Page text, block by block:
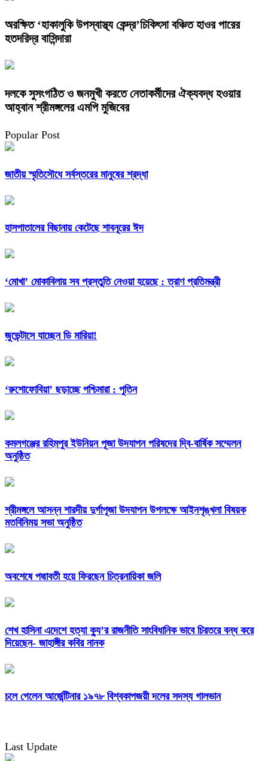
অরক্ষিত ‘হাকালুকি উপস্বাস্থ্য কেন্দ্র’চিকিৎসা বঞ্চিত হাওর পারের
হতদরিদ্র বাসিন্দারা
দলকে সুসংগঠিত ও জনমুখী করতে নেতাকর্মীদের ঐক্যবদ্ধ হওয়ার
আহ্বান শ্রীমঙ্গলের এমপি মুজিবের
Popular Post
জাতীয় স্মৃতিসৌধে সর্বস্তরের মানুষের শ্রদ্ধা
হাসপাতালের বিছানায় কেটেছে শাবনূরের ঈদ
‘মোখা’ মোকাবিলায় সব প্রস্তুতি নেওয়া হয়েছে : ত্রাণ প্রতিমন্ত্রী
জুভেন্টাসে যাচ্ছেন ডি মারিয়া!
‘রুশোফোবিয়া’ ছড়াচ্ছে পশ্চিমারা : পুতিন
কমলগঞ্জের রহিমপুর ইউনিয়ন পূজা উদযাপন পরিষদের দ্বি-বার্ষিক সম্মেলন
অনুষ্ঠিত
শ্রীমঙ্গলে আসন্ন শারদীয় দুর্গাপূজা উদযাপন উপলক্ষে আইনশৃঙ্খলা বিষয়ক
মতবিনিময় সভা অনুষ্ঠিত
অবশেষে পদ্মাবতী হয়ে ফিরছেন চিত্রনায়িকা জলি
শেখ হাসিনা এদেশে হত্যা ক্যু’র রাজনীতি সাংবিধানিক ভাবে চিরতরে বন্ধ করে
দিয়েছেন- জাহাঙ্গীর কবির নানক
চলে গেলেন আর্জেন্টিনার ১৯৭৮ বিশ্বকাপজয়ী দলের সদস্য গালভান
Last Update